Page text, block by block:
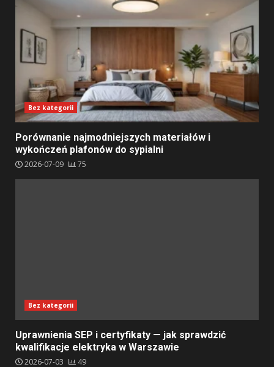
Bez kategorii
Porównanie najmodniejszych materiałów i
wykończeń plafonów do sypialni
2026-07-09 75
Bez kategorii
Uprawnienia SEP i certyfikaty — jak sprawdzić
kwalifikacje elektryka w Warszawie
2026-07-03 49